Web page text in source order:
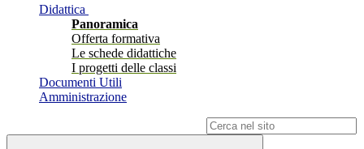
Didattica
Panoramica
Offerta formativa
Le schede didattiche
I progetti delle classi
Documenti Utili
Amministrazione